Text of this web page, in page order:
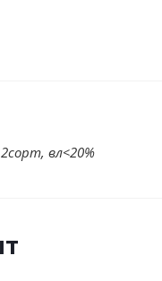
вл<20%